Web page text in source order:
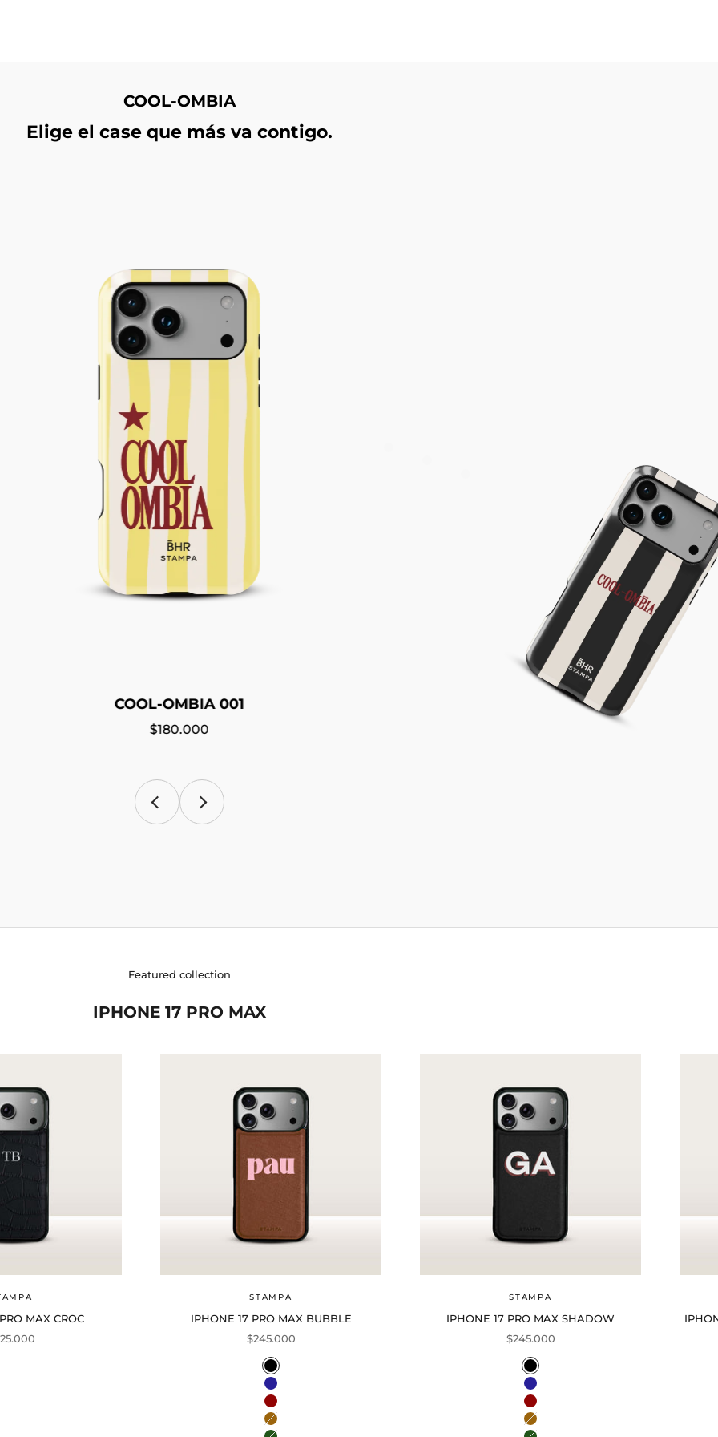
COOL-OMBIA
Elige el case que más va contigo.
COOL-OMBIA 001
$180.000
Featured collection
IPHONE 17 PRO MAX
MAX CROC
de oferta
STAMPA
IPHONE 17 PRO MAX BUBBLE
Precio de oferta
$245.000
Color
Black
Navy
Wine
Mocha
STAMPA
IPHONE 17 PRO MAX SHADOW
Precio de oferta
$245.000
Color
Black
Navy
Wine
Mocha